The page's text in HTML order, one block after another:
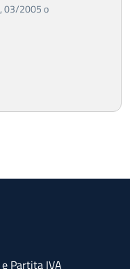
03/2005 o
Partita IVA